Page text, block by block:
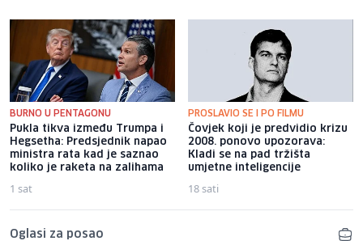
BURNO U PENTAGONU
Pukla tikva između Trumpa i
Hegsetha: Predsjednik napao
ministra rata kad je saznao
koliko je raketa na zalihama
1 sat
PROSLAVIO SE I PO FILMU
Čovjek koji je predvidio krizu
2008. ponovo upozorava:
Kladi se na pad tržišta
umjetne inteligencije
18 sati
Oglasi za posao